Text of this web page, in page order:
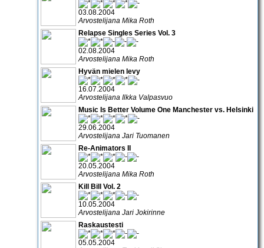
03.08.2004
Arvostelijana Mika Roth
Relapse Singles Series Vol. 3
02.08.2004
Arvostelijana Mika Roth
Hyvän mielen levy
16.07.2004
Arvostelijana Ilkka Valpasvuo
Music Is Better Volume One Manchester vs. Helsinki
29.06.2004
Arvostelijana Jari Tuomanen
Re-Animators II
20.05.2004
Arvostelijana Mika Roth
Kill Bill Vol. 2
10.05.2004
Arvostelijana Jari Jokirinne
Raskaustesti
05.05.2004